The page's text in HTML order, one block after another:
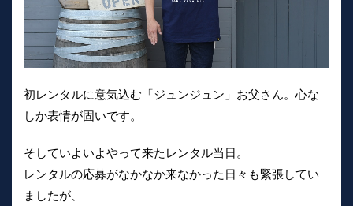
初レンタルに意気込む「ジュンジュン」お父さん。心な
しか表情が固いです。
そしていよいよやって来たレンタル当日。
レンタルの応募がなかなか来なかった日々も緊張してい
ましたが、